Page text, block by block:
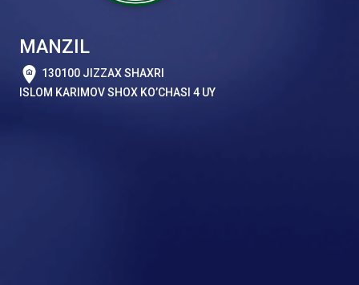
MANZIL
130100 JIZZAX SHAXRI
ISLOM KARIMOV SHOX KO’CHASI 4 UY